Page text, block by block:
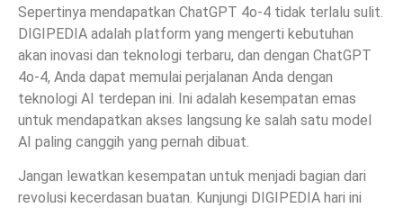
Sepertinya mendapatkan ChatGPT 4o-4 tidak terlalu sulit.
DIGIPEDIA adalah platform yang mengerti kebutuhan
akan inovasi dan teknologi terbaru, dan dengan ChatGPT
4o-4, Anda dapat memulai perjalanan Anda dengan
teknologi AI terdepan ini. Ini adalah kesempatan emas
untuk mendapatkan akses langsung ke salah satu model
AI paling canggih yang pernah dibuat.
Jangan lewatkan kesempatan untuk menjadi bagian dari
revolusi kecerdasan buatan. Kunjungi DIGIPEDIA hari ini